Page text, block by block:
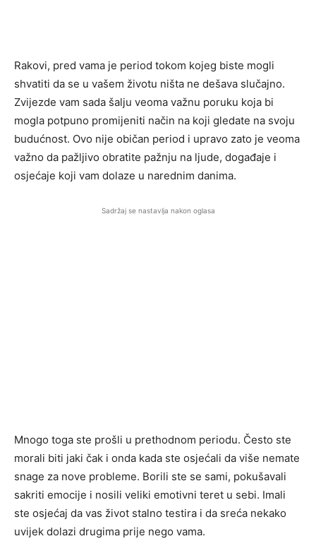
Rakovi, pred vama je period tokom kojeg biste mogli
shvatiti da se u vašem životu ništa ne dešava slučajno.
Zvijezde vam sada šalju veoma važnu poruku koja bi
mogla potpuno promijeniti način na koji gledate na svoju
budućnost. Ovo nije običan period i upravo zato je veoma
važno da pažljivo obratite pažnju na ljude, događaje i
osjećaje koji vam dolaze u narednim danima.
Sadržaj se nastavlja nakon oglasa
Mnogo toga ste prošli u prethodnom periodu. Često ste
morali biti jaki čak i onda kada ste osjećali da više nemate
snage za nove probleme. Borili ste se sami, pokušavali
sakriti emocije i nosili veliki emotivni teret u sebi. Imali
ste osjećaj da vas život stalno testira i da sreća nekako
uvijek dolazi drugima prije nego vama.